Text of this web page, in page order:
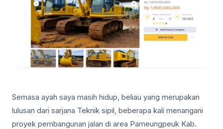
Semasa ayah saya masih hidup, beliau yang merupakan
lulusan dari sarjana Teknik sipil, beberapa kali menangani
proyek pembangunan jalan di area Pameungpeuk Kab.